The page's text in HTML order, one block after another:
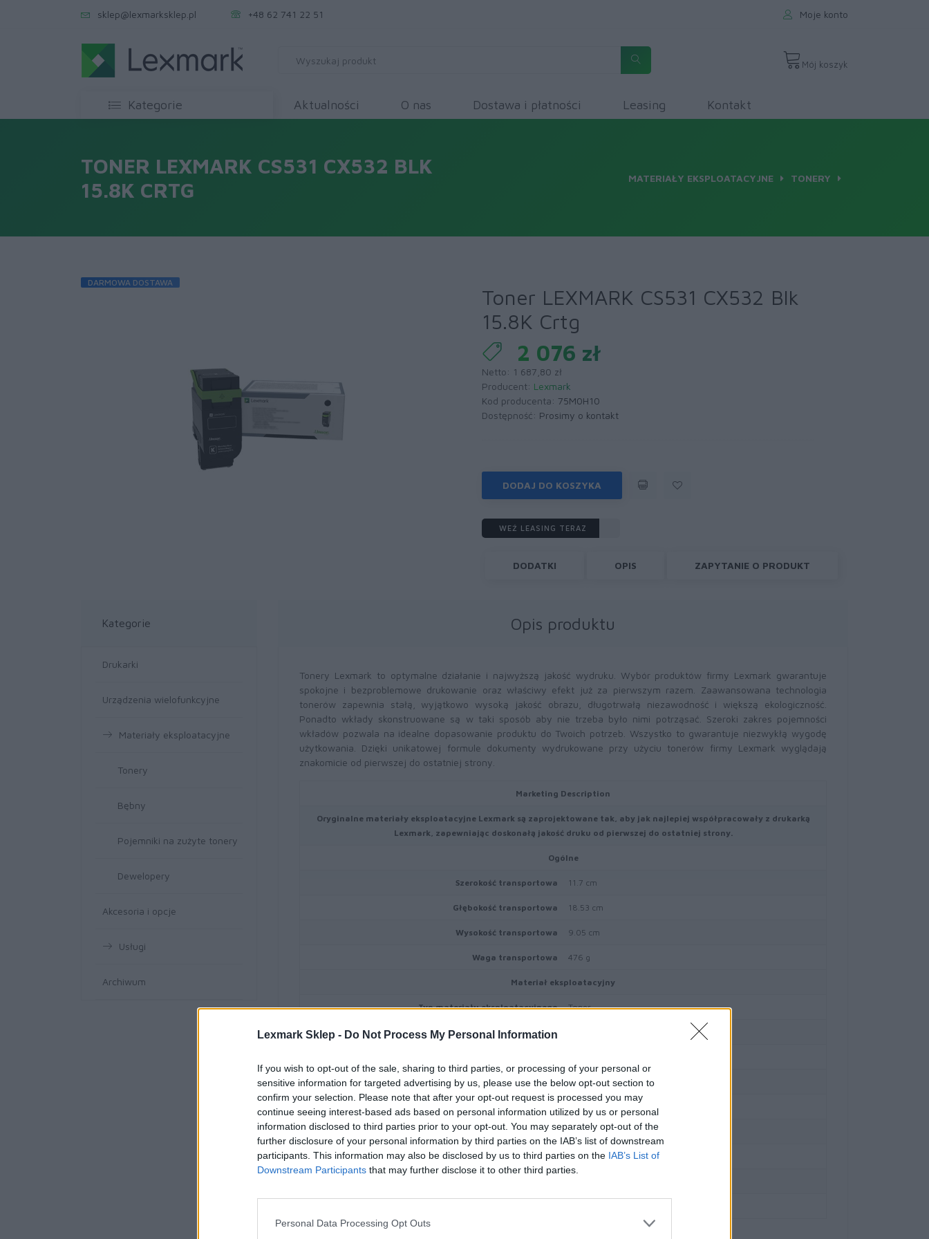
Lexmark Sklep - Do Not Process My Personal Information
If you wish to opt-out of the sale, sharing to third parties, or processing of your personal or
sensitive information for targeted advertising by us, please use the below opt-out section to
confirm your selection. Please note that after your opt-out request is processed you may
continue seeing interest-based ads based on personal information utilized by us or personal
information disclosed to third parties prior to your opt-out. You may separately opt-out of the
further disclosure of your personal information by third parties on the IAB’s list of downstream
participants. This information may also be disclosed by us to third parties on the IAB’s List of
Downstream Participants that may further disclose it to other third parties.
Personal Data Processing Opt Outs
sklep@lexmarksklep.pl +48 62 741 22 51 Moje konto
Mój koszyk
Kategorie Aktualności O nas Dostawa i płatności Leasing Kontakt
TONER LEXMARK CS531 CX532 BLK
15.8K CRTG
MATERIAŁY EKSPLOATACYJNE TONERY
DARMOWA DOSTAWA
Toner LEXMARK CS531 CX532 Blk
15.8K Crtg
2 076 zł
Netto: 1 687,80 zł
Producent: Lexmark
Kod producenta: 75M0H10
Dostępność: Prosimy o kontakt
DODAJ DO KOSZYKA
WEŹ LEASING TERAZ
DODATKI OPIS ZAPYTANIE O PRODUKT
Kategorie
Drukarki
Urządzenia wielofunkcyjne
Materiały eksploatacyjne
Tonery
Bębny
Pojemniki na zużyte tonery
Dewelopery
Akcesoria i opcje
Usługi
Archiwum
Opis produktu
Tonery Lexmark to optymalne działanie i najwyższą jakość wydruku. Wybór produktów firmy Lexmark gwarantuje
spokojne i bezproblemowe drukowanie oraz właściwy efekt już za pierwszym razem. Zaawansowana technologia
tonerów zapewnia stałą, wyjątkowo wysoką jakość obrazu, długotrwałą niezawodność i większą ekologiczność.
Ponadto wkłady skonstruowane są w taki sposób aby nie trzeba było nimi potrząsać. Szeroki zakres pojemności
wkładów pozwala na idealne dopasowanie produktu do Twoich potrzeb. Wszystko to gwarantuje niezwykłą wygodę
użytkowania. Dzięki unikatowej formule dokumenty wydrukowane przy użyciu tonerów firmy Lexmark wyglądają
znakomicie od pierwszej do ostatniej strony.
Marketing Description
Oryginalne materiały eksploatacyjne Lexmark są zaprojektowane tak, aby jak najlepiej współpracowały z drukarką
Lexmark, zapewniając doskonałą jakość druku od pierwszej do ostatniej strony.
Ogólne
Szerokość transportowa 11.7 cm
Głębokość transportowa 18.53 cm
Wysokość transportowa 9.05 cm
Waga transportowa 476 g
Materiał eksploatacyjny
Typ materiału eksploatacyjnego Toner
Technologia druku
Ilość w komplecie 1 szt.
Własności kasety tonera Toner Unison
Uzysk Do 15 800 str.
Różne